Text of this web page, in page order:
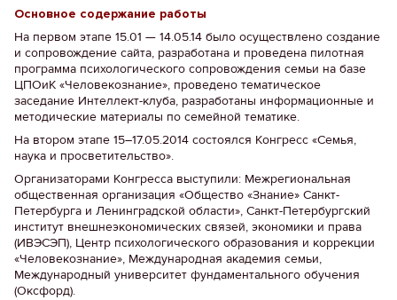
Основное содержание работы
На первом этапе 15.01 — 14.05.14 было осуществлено создание
и сопровождение сайта, разработана и проведена пилотная
программа психологического сопровождения семьи на базе
ЦПОиК «Человекознание», проведено тематическое
заседание Интеллект-клуба, разработаны информационные и
методические материалы по семейной тематике.
На втором этапе 15–17.05.2014 состоялся Конгресс «Семья,
наука и просветительство».
Организаторами Конгресса выступили: Межрегиональная
общественная организация «Общество «Знание» Санкт-
Петербурга и Ленинградской области», Санкт-Петербургский
институт внешнеэкономических связей, экономики и права
(ИВЭСЭП), Центр психологического образования и коррекции
«Человекознание», Международная академия семьи,
Международный университет фундаментального обучения
(Оксфорд).